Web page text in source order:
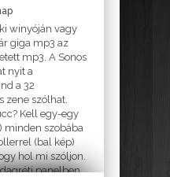
winyóján vagy
giga mp3 az
mp3. A Sonos
nyit a
a 32
zene szólhat.
Kell egy-egy
minden szobába
(bal kép)
hol mi szóljon.
panelben